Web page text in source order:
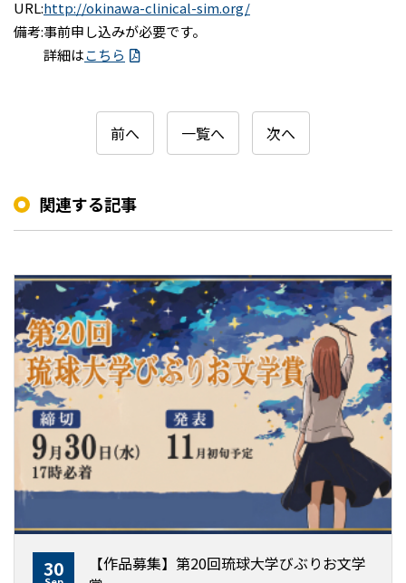
URL:http://okinawa-clinical-sim.org/
備考:事前申し込みが必要です。
詳細はこちら
前へ 一覧へ 次へ
関連する記事
30
【作品募集】第20回琉球大学びぶりお文学